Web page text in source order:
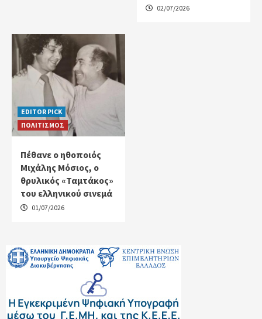
02/07/2026
EDITOR PICK
ΠΟΛΙΤΙΣΜΟΣ
Πέθανε ο ηθοποιός
Μιχάλης Μόσιος, ο
θρυλικός «Ταμτάκος»
του ελληνικού σινεμά
01/07/2026